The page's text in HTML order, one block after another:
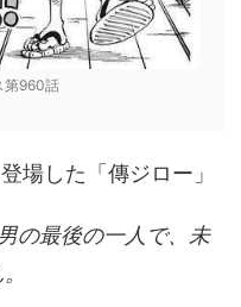
第960話
場した「傳ジロー」
の最後の一人で、未